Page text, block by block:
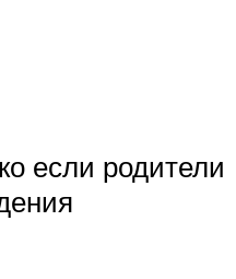
если родители